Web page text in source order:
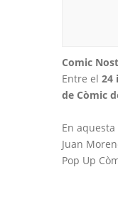
Comic
Entre el 24
de Còmic
En
Juan
Pop Up